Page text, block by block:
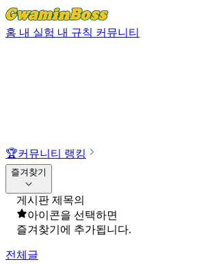
홈 내 실험 내 규칙 커뮤니티
🏆커뮤니티 랭킹
즐겨찾기
게시판 제목의
아이콘을 선택하면
즐겨찾기에 추가됩니다.
전체글